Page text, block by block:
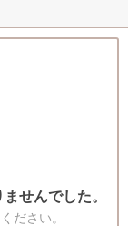
せんでした。
ださい。